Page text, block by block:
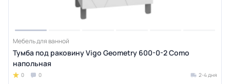
Мебель для ванной
Тумба под раковину Vigo Geometry 600-0-2 Como
напольная
0 0 2-4 дня